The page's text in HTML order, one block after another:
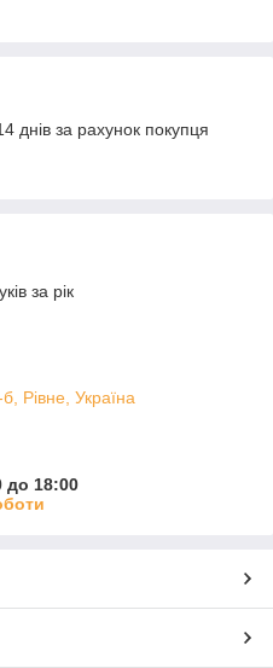
днів за рахунок покупця
за рік
Рівне, Україна
до 18:00